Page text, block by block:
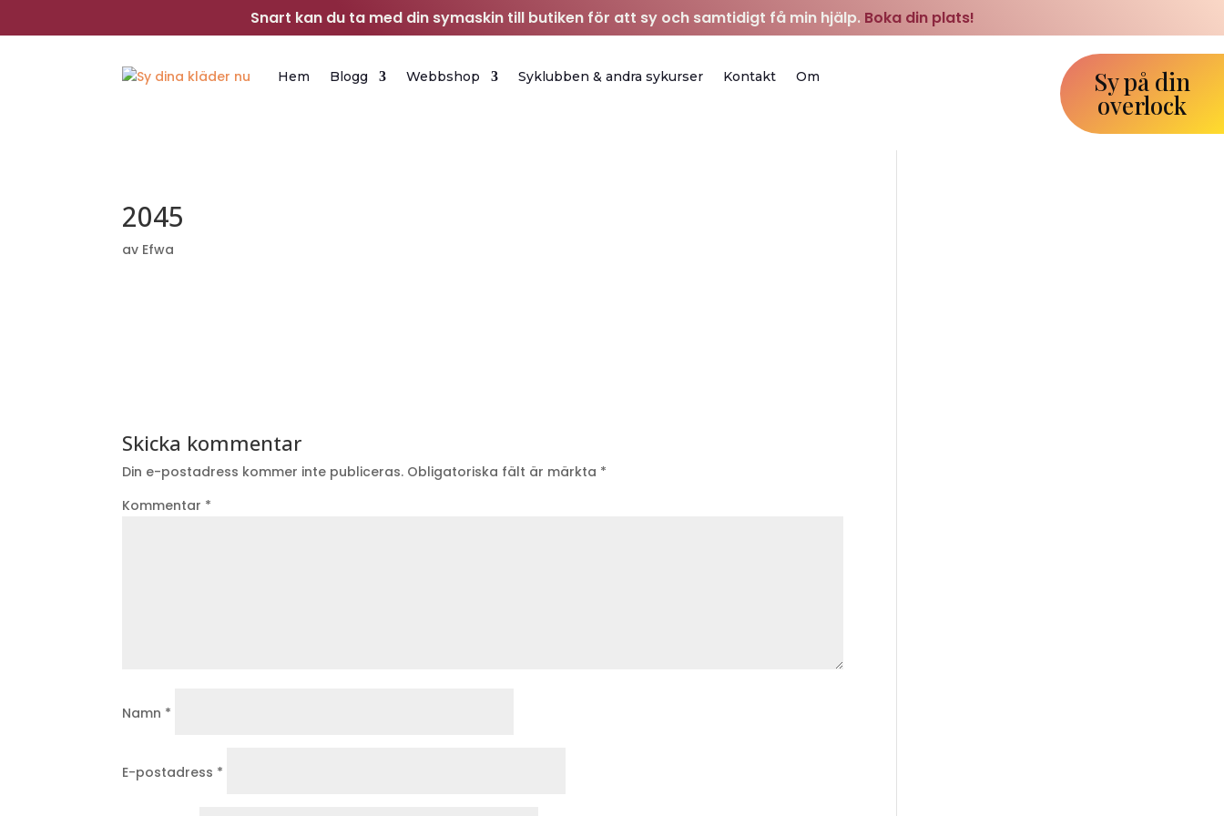
Snart kan du ta med din symaskin till butiken för att sy och samtidigt få min hjälp. Boka din plats!
Hem Blogg Webbshop Syklubben & andra sykurser Kontakt Om Sy på din
overlock
2045
av Efwa
Skicka kommentar
Din e-postadress kommer inte publiceras. Obligatoriska fält är märkta *
Kommentar *
Namn *
E-postadress *